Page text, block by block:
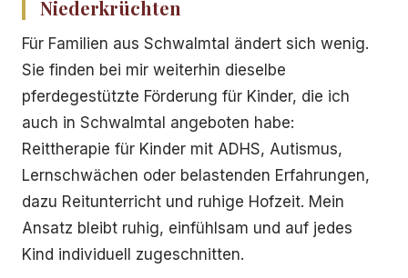
Niederkrüchten
Für Familien aus Schwalmtal ändert sich wenig.
Sie finden bei mir weiterhin dieselbe
pferdegestützte Förderung für Kinder, die ich
auch in Schwalmtal angeboten habe:
Reittherapie für Kinder mit ADHS, Autismus,
Lernschwächen oder belastenden Erfahrungen,
dazu Reitunterricht und ruhige Hofzeit. Mein
Ansatz bleibt ruhig, einfühlsam und auf jedes
Kind individuell zugeschnitten.